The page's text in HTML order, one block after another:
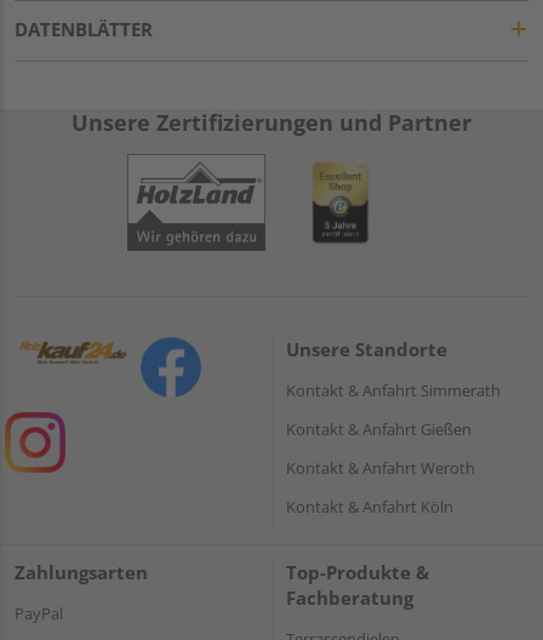
DATENBLÄTTER
Unsere Zertifizierungen und Partner
Unsere Standorte
Kontakt & Anfahrt Simmerath
Kontakt & Anfahrt Gießen
Kontakt & Anfahrt Weroth
Kontakt & Anfahrt Köln
Zahlungsarten
PayPal
Top-Produkte &
Fachberatung